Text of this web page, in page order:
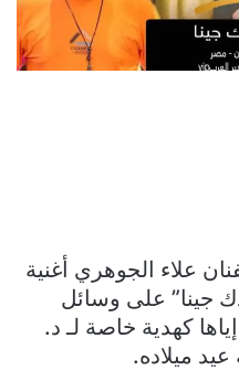
علاء الجوهري أغنية
جينا” على وسائل
كهدية خاصة لـ د.
ميلاده.